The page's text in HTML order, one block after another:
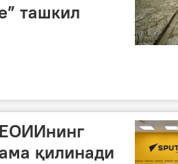
ташкил
қилинади